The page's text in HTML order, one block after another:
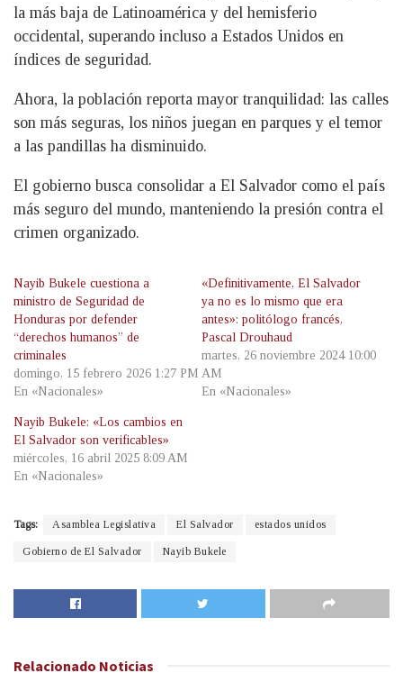
la más baja de Latinoamérica y del hemisferio
occidental, superando incluso a Estados Unidos en
índices de seguridad.
Ahora, la población reporta mayor tranquilidad: las calles
son más seguras, los niños juegan en parques y el temor
a las pandillas ha disminuido.
El gobierno busca consolidar a El Salvador como el país
más seguro del mundo, manteniendo la presión contra el
crimen organizado.
Nayib Bukele cuestiona a
ministro de Seguridad de
Honduras por defender
“derechos humanos” de
criminales
domingo, 15 febrero 2026 1:27 PM
En «Nacionales»
«Definitivamente, El Salvador
ya no es lo mismo que era
antes»: politólogo francés,
Pascal Drouhaud
martes, 26 noviembre 2024 10:00
AM
En «Nacionales»
Nayib Bukele: «Los cambios en
El Salvador son verificables»
miércoles, 16 abril 2025 8:09 AM
En «Nacionales»
Tags: Asamblea Legislativa El Salvador estados unidos
Gobierno de El Salvador Nayib Bukele
Relacionado Noticias